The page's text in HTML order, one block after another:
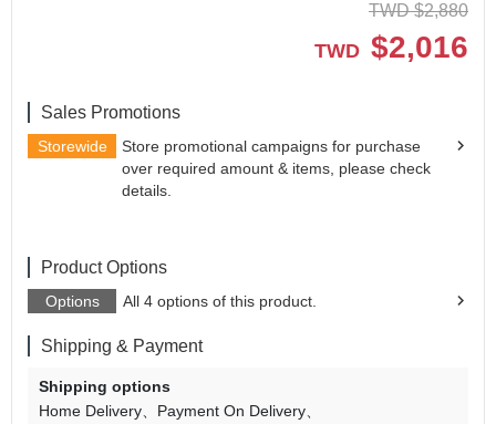
TWD $2,880
TWD $2,016
Sales Promotions
Storewide
Store promotional campaigns for purchase
over required amount & items, please check
details.
Product Options
Options All 4 options of this product.
Shipping & Payment
Shipping options
Home Delivery
Payment On Delivery